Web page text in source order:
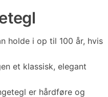
holde i op til 100 år, hvis
et klassisk, elegant
er hårdføre og